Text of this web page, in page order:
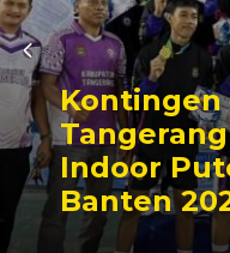
Zona
Satap di
Lakukan
Manual